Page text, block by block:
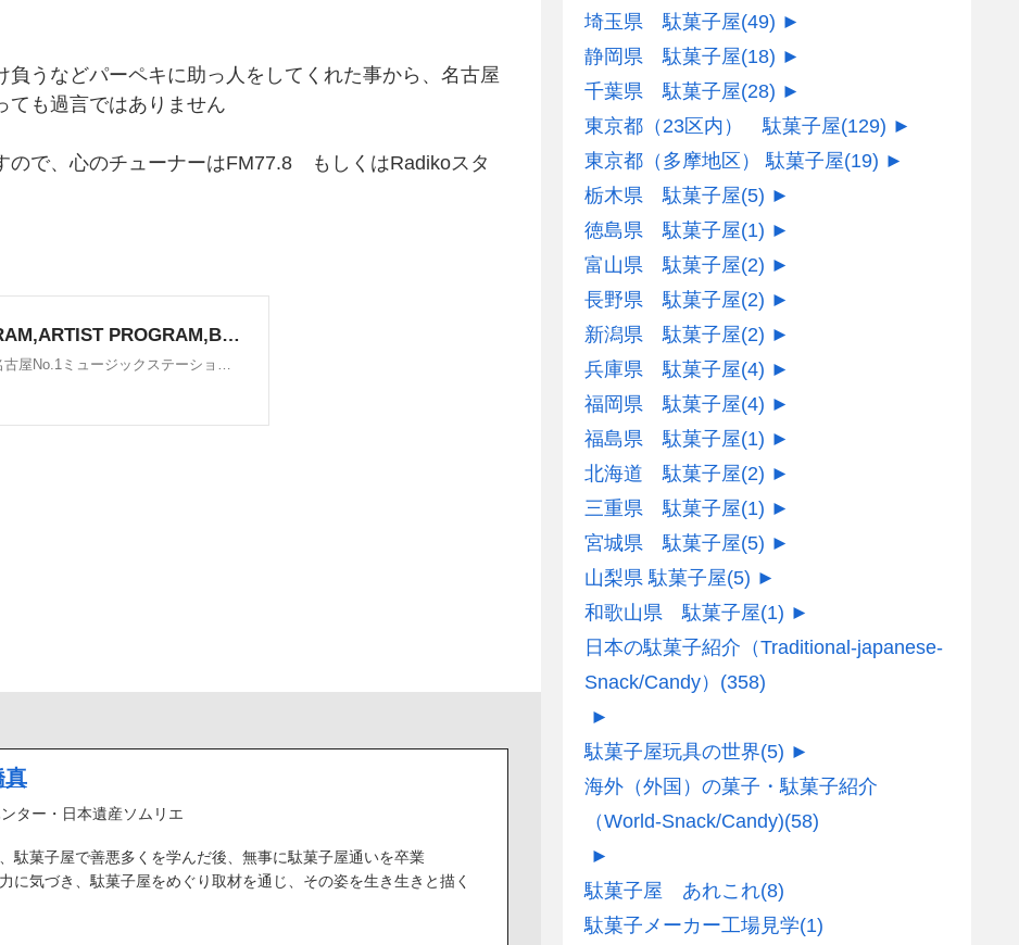
うなどパーペキに助っ人をしてくれた事から、名古屋
ても過言ではありません
ので、心のチューナーはFM77.8 もしくはRadikoスタ
真
ター・日本遺産ソムリエ
駄菓子屋で善悪多くを学んだ後、無事に駄菓子屋通いを卒業
に気づき、駄菓子屋をめぐり取材を通じ、その姿を生き生きと描く
埼玉県 駄菓子屋(49) ►
静岡県 駄菓子屋(18) ►
千葉県 駄菓子屋(28) ►
東京都（23区内） 駄菓子屋(129) ►
東京都（多摩地区） 駄菓子屋(19) ►
栃木県 駄菓子屋(5) ►
徳島県 駄菓子屋(1) ►
富山県 駄菓子屋(2) ►
長野県 駄菓子屋(2) ►
新潟県 駄菓子屋(2) ►
兵庫県 駄菓子屋(4) ►
福岡県 駄菓子屋(4) ►
福島県 駄菓子屋(1) ►
北海道 駄菓子屋(2) ►
三重県 駄菓子屋(1) ►
宮城県 駄菓子屋(5) ►
山梨県 駄菓子屋(5) ►
和歌山県 駄菓子屋(1) ►
日本の駄菓子紹介（Traditional-japanese-
Snack/Candy） (358)
►
駄菓子屋玩具の世界(5) ►
海外（外国）の菓子・駄菓子紹介
（World-Snack/Candy)(58)
►
駄菓子屋 あれこれ(8)
駄菓子メーカー工場見学(1)